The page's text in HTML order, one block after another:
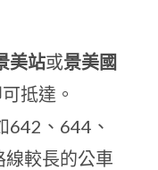
美站或景美國
抵達。
642、644、
較長的公車